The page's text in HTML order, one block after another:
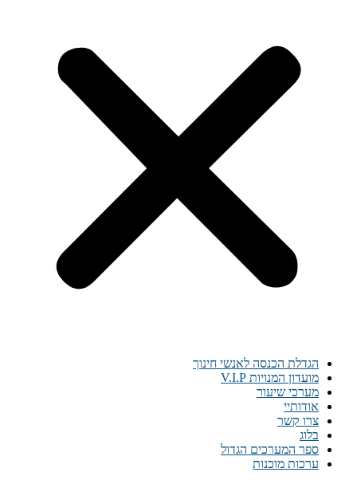
הגדלת הכנסה לאנשי חינוך
מועדון המנויות V.I.P
מערכי שיעור
אודותיי
צרו קשר
בלוג
ספר המערכים הגדול
ערכות מוכנות